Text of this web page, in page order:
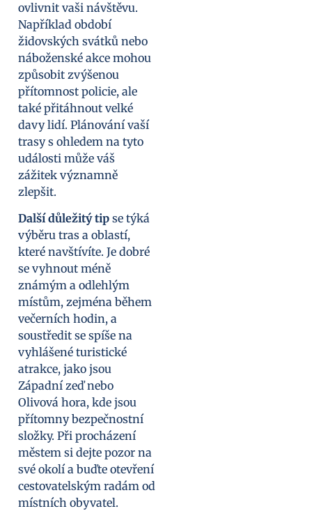
ovlivnit vaši návštěvu.
Například období
židovských svátků nebo
náboženské akce mohou
způsobit zvýšenou
přítomnost policie, ale
také přitáhnout velké
davy lidí. Plánování vaší
trasy s ohledem na tyto
události může váš
zážitek významně
zlepšit.
Další důležitý tip se týká
výběru tras a oblastí,
které navštívíte. Je dobré
se vyhnout méně
známým a odlehlým
místům, zejména během
večerních hodin, a
soustředit se spíše na
vyhlášené turistické
atrakce, jako jsou
Západní zeď nebo
Olivová hora, kde jsou
přítomny bezpečnostní
složky. Při procházení
městem si dejte pozor na
své okolí a buďte otevření
cestovatelským radám od
místních obyvatel.